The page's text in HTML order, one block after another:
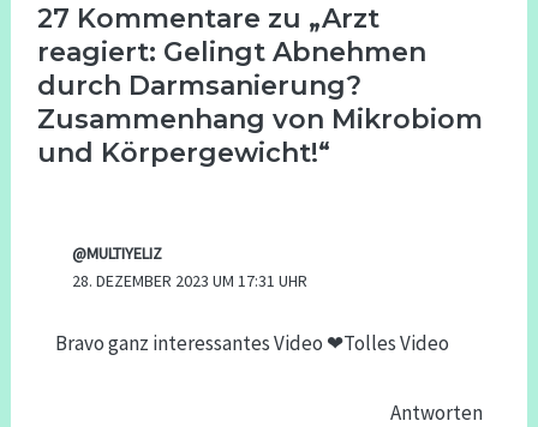
27 Kommentare zu „Arzt
reagiert: Gelingt Abnehmen
durch Darmsanierung?
Zusammenhang von Mikrobiom
und Körpergewicht!“
@MULTIYELIZ
28. DEZEMBER 2023 UM 17:31 UHR
Bravo ganz interessantes Video ❤Tolles Video
Antworten